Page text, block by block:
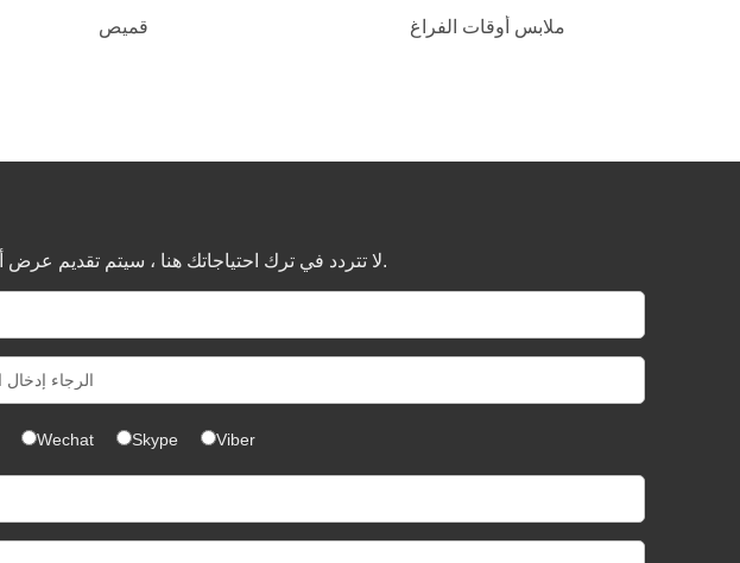
قميص ملابس أوقات الفراغ
لا تتردد في ترك احتياجاتك هنا ، سيتم تقديم عرض أسعار تنافسي وفقًا لمتطلباتك.
Wechat Skype Viber